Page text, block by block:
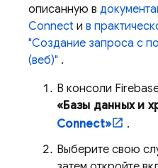
описанную в
Connect и в
"Создание запроса с
(веб)" .
В консоли
«Базы данных и
Connect»
.
Выберите свою